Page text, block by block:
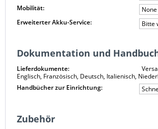
Mobilität:
None
Erweiterter Akku-Service:
Bitte
Dokumentation und
Lieferdokumente:
Englisch, Französisch, Deutsch, Italienisch,
Handbücher zur Einrichtung:
Zubehör